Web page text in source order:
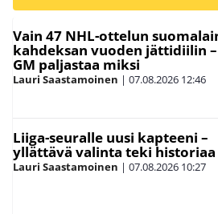
Vain 47 NHL-ottelun
kahdeksan vuoden jättidiilin
GM paljastaa miksi
Lauri Saastamoinen | 07.08.2026 12:46
Liiga-seuralle uusi kapteeni –
yllättävä valinta teki historiaa
Lauri Saastamoinen | 07.08.2026 10:27